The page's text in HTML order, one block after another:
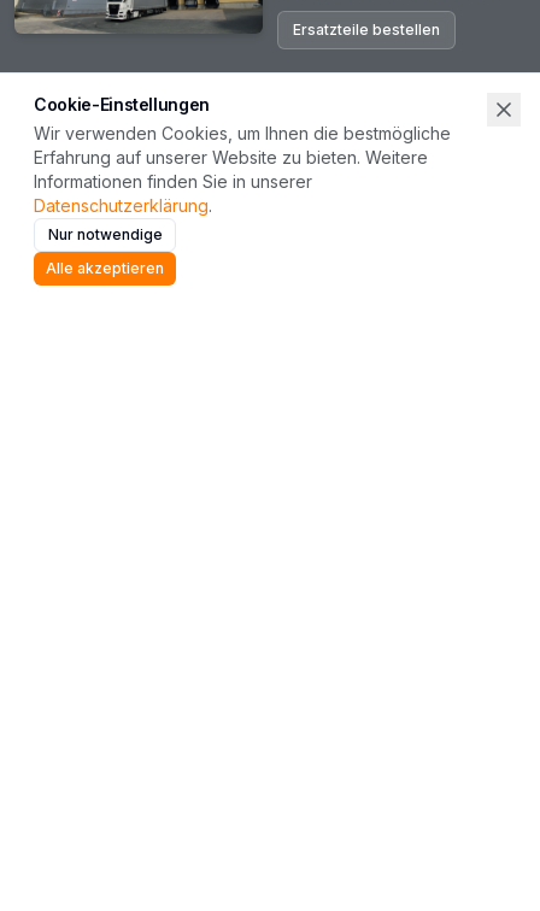
Ersatzteile bestellen
Haben Sie Fragen?
Ob zu unseren Produkten, Ihrer Bestellung oder einer Zusammenarbeit – unser Team steht
Ihnen gerne zur Verfügung. Wir freuen uns auf Ihre Nachricht.
Cookie-Einstellungen
Wir verwenden Cookies, um Ihnen die bestmögliche
Erfahrung auf unserer Website zu bieten. Weitere
Informationen finden Sie in unserer
Datenschutzerklärung.
Nur notwendige
Alle akzeptieren